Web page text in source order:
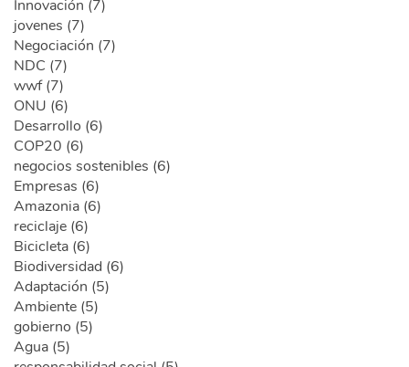
Innovación (7)
jovenes (7)
Negociación (7)
NDC (7)
wwf (7)
ONU (6)
Desarrollo (6)
COP20 (6)
negocios sostenibles (6)
Empresas (6)
Amazonia (6)
reciclaje (6)
Bicicleta (6)
Biodiversidad (6)
Adaptación (5)
Ambiente (5)
gobierno (5)
Agua (5)